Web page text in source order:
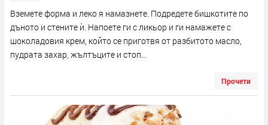
Вземете форма и леко я намазнете. Подредете бишкотите по
дъното и стените ѝ. Напоете ги с ликьор и ги намажете с
шоколадовия крем, който се приготвя от разбитото масло,
пудрата захар, жълтъците и стоп...
Прочети